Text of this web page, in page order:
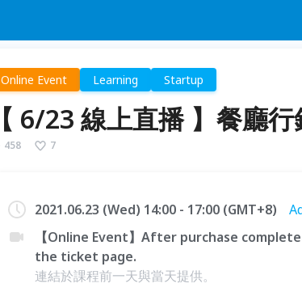
Online Event Learning Startup
【 6/23 線上直播 】餐廳
458 7
2021.06.23 (Wed) 14:00 - 17:00 (GMT+8)
【Online Event】After purchase
the ticket page.
連結於課程前一天與當天提供。